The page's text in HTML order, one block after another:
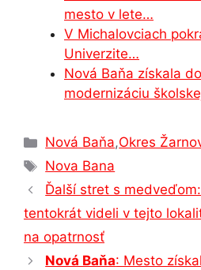
mesto v lete…
V Michalovciach
Univerzite…
Nová Baňa získala
modernizáciu
Kategórie
Nová Baňa,Okres
Značky
Nova Bana
Ďalší stret s
tentokrát videli v tejto
na opatrnosť
Nová Baňa: Mesto